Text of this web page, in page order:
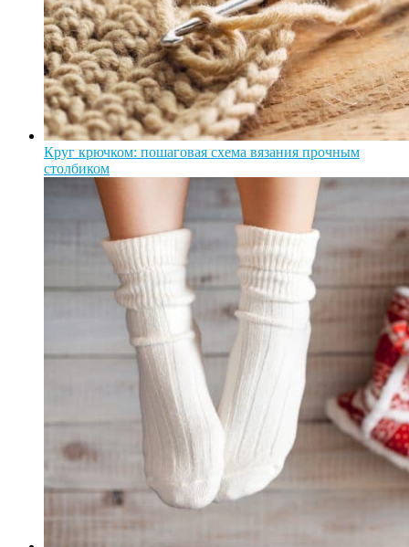
Круг крючком: пошаговая схема вязания прочным
столбиком